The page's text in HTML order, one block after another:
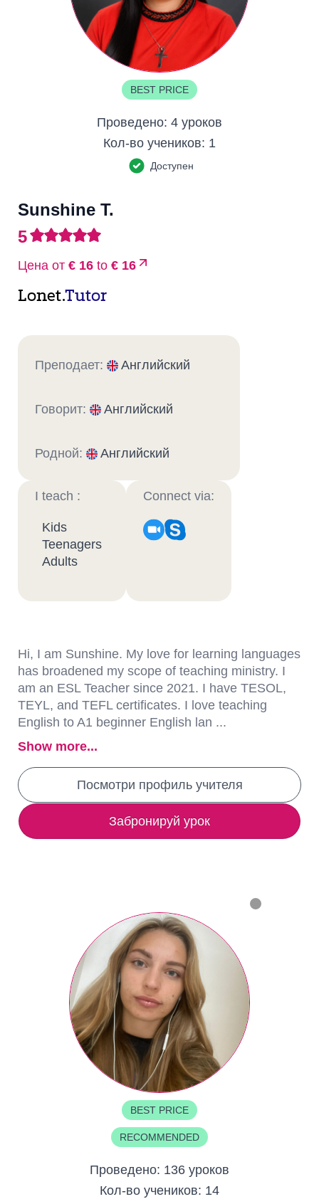
BEST PRICE
Проведено: 4 уроков
Кол-во учеников: 1
Доступен
Sunshine T.
5
Цена от € 16 to € 16
Lonet.Tutor
Преподает: Английский
Говорит: Английский
Родной: Английский
I teach :
Kids
Teenagers
Adults
Connect via:
Hi, I am Sunshine. My love for learning languages
has broadened my scope of teaching ministry. I
am an ESL Teacher since 2021. I have TESOL,
TEYL, and TEFL certificates. I love teaching
English to A1 beginner English lan ...
Show more...
Посмотри профиль учителя
Забронируй урок
BEST PRICE
RECOMMENDED
Проведено: 136 уроков
Кол-во учеников: 14